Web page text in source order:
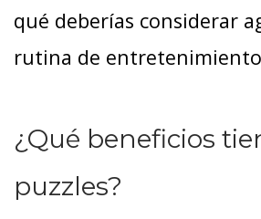
qué deberías considerar
rutina de
¿Qué beneficios
puzzles?